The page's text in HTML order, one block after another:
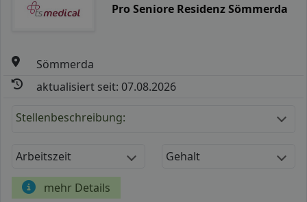
Pro Seniore Residenz Sömmerda
Sömmerda
aktualisiert seit: 07.08.2026
Stellenbeschreibung:
Arbeitszeit Gehalt
mehr Details